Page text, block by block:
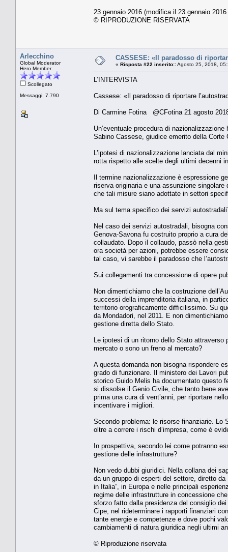
23 gennaio 2016 (modifica il 23 gennaio
© RIPRODUZIONE RISERVATA
Arlecchino
Global Moderator
Hero Member
Scollegato
Messaggi: 7.790
CASSESE: «Il paradosso di
« Risposta #22 inserito::Agosto 25, 2018,
L’INTERVISTA
Cassese: «Il paradosso di riportare
Di Carmine Fotina @CFotina 21 agosto
Un’eventuale procedura di
Sabino Cassese, giudice emerito della
L’ipotesi di nazionalizzazione lanciata dal
rotta rispetto alle scelte degli ultimi decenni
Il termine nazionalizzazione è espressione
riserva originaria e una assunzione
che tali misure siano adottate in settori
Ma sul tema specifico dei servizi
Nel caso dei servizi autostradali, bisogna
Genova-Savona fu costruito proprio a cura
collaudato. Dopo il collaudo, passò nella
ora società per azioni, potrebbe essere
tal caso, vi sarebbe il paradosso che
Sui collegamenti tra concessione di opere
Non dimentichiamo che la costruzione
successi della imprenditoria italiana, in
territorio orograficamente difficilissimo. Su
da Mondadori, nel 2011. E non
gestione diretta dello Stato.
Le ipotesi di un ritorno dello Stato attraverso
mercato o sono un freno al mercato?
A questa domanda non bisogna rispondere
grado di funzionare. Il ministero dei Lavori
storico Guido Melis ha documentato questo
si dissolse il Genio Civile, che tanto bene
prima una cura di vent’anni, per riportare
incentivare i migliori.
Secondo problema: le risorse finanziarie. Lo
oltre a correre i rischi d’impresa, come è
In prospettiva, secondo lei come potranno
gestione delle infrastrutture?
Non vedo dubbi giuridici. Nella collana dei
da un gruppo di esperti del settore, diretto
in Italia”, in Europa e nelle principali
regime delle infrastrutture in concessione
sforzo fatto dalla presidenza del consiglio
Cipe, nel rideterminare i rapporti finanziari
tante energie e competenze e dove pochi
cambiamenti di natura giuridica negli ultimi
© Riproduzione riservata